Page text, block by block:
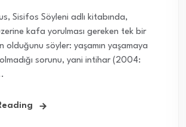
Sisifos Söyleni adlı kitabında,
kafa yorulması gereken tek bir
olduğunu söyler: yaşamın yaşamaya
sorunu, yani intihar (2004: